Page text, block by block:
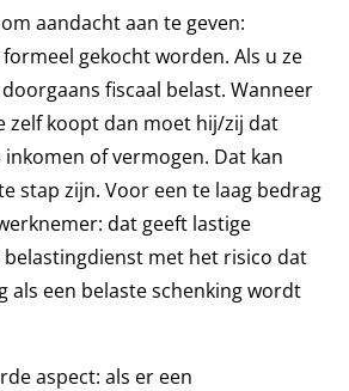
aandacht aan te geven:
gekocht worden. Als u ze
fiscaal belast. Wanneer
zelf koopt dan moet hij/zij dat
of vermogen. Dat kan
stap zijn. Voor een te laag bedrag
dat geeft lastige
belastingdienst met het risico dat
als een belaste schenking wordt
aspect: als er een